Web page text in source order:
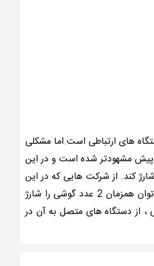
های ارتباطی است.اما مشکلی
پیش مشهودتر شده است و در این
کند. از شرکت هایی که در این
زمینه فعالیت دارند ، شرکت Modem cat می باشد. شارژ فندکی مدل MCC-002 با دو پورت خروجی ، مجهز به تکنولوژی شارژ سریع و ایمن است که با آن می توان همزمان 2 عدد گوشی را شارژ
این شارژ فندکی ، از دستگاه های متصل به آن در